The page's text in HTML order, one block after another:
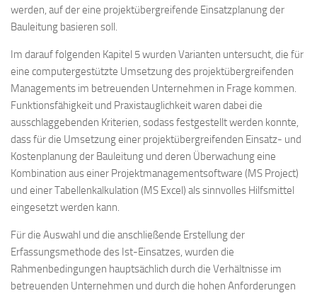
werden, auf der eine projektübergreifende Einsatzplanung der
Bauleitung basieren soll.
Im darauf folgenden Kapitel 5 wurden Varianten untersucht, die für
eine computergestützte Umsetzung des projektübergreifenden
Managements im betreuenden Unternehmen in Frage kommen.
Funktionsfähigkeit und Praxistauglichkeit waren dabei die
ausschlaggebenden Kriterien, sodass festgestellt werden konnte,
dass für die Umsetzung einer projektübergreifenden Einsatz- und
Kostenplanung der Bauleitung und deren Überwachung eine
Kombination aus einer Projektmanagementsoftware (MS Project)
und einer Tabellenkalkulation (MS Excel) als sinnvolles Hilfsmittel
eingesetzt werden kann.
Für die Auswahl und die anschließende Erstellung der
Erfassungsmethode des Ist-Einsatzes, wurden die
Rahmenbedingungen hauptsächlich durch die Verhältnisse im
betreuenden Unternehmen und durch die hohen Anforderungen